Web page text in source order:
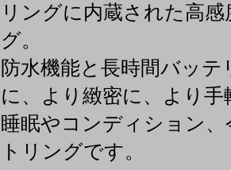
リングに内蔵された高
グ。
防水機能と長時間バッ
に、より緻密に、より手
睡眠やコンディション
トリングです。